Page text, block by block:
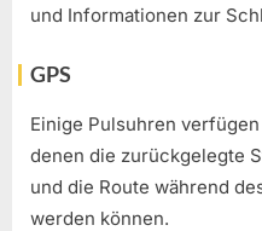
und Informationen zur
GPS
Einige Pulsuhren
denen die zurückgelegte
und die Route während
werden können.